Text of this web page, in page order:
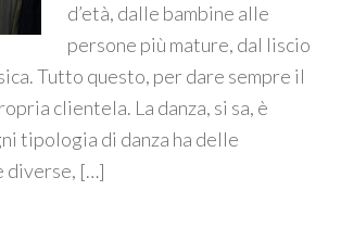
d’età, dalle bambine alle
persone più mature, dal liscio
Tutto questo, per dare sempre il
clientela. La danza, si sa, è
tipologia di danza ha delle
diverse, […]